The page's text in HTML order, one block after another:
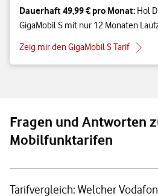
Dauerhaft 49,99 € pro Monat: Hol
GigaMobil S mit nur 12 Monaten
Zeig mir den GigaMobil S Tarif
Fragen und Antworten
Mobilfunktarifen
Tarifvergleich: Welcher